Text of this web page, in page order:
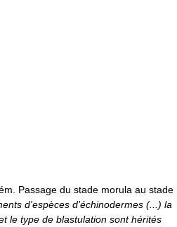
Passage du stade morula au stade
d'espèces d'échinodermes (...) la
le type de blastulation sont hérités